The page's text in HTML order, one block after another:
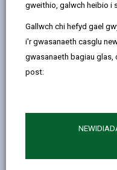
gweithio, galwch heibio i
Gallwch chi hefyd gael
i'r gwasanaeth casglu
gwasanaeth bagiau glas,
post:
gwaith a
Amcan
hyder
Gymraeg a’u